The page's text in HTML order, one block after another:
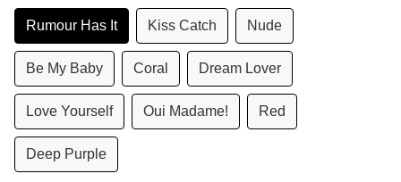
Rumour Has It Kiss Catch Nude
Be My Baby Coral Dream Lover
Love Yourself Oui Madame! Red
Deep Purple